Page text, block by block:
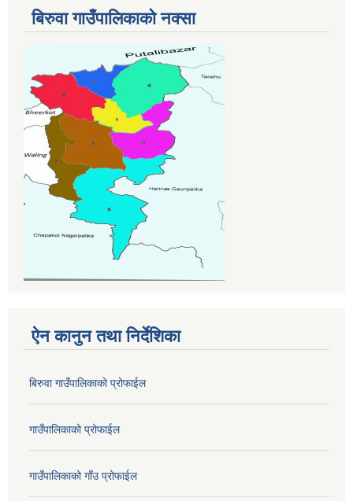
बिरुवा गाउँपालिकाको नक्सा
ऐन कानुन तथा निर्देशिका
बिरुवा गाउँपालिकाको प्रोफाईल
गाउँपालिकाको प्रोफाईल
गाउँपालिकाको गाँउ प्रोफाईल